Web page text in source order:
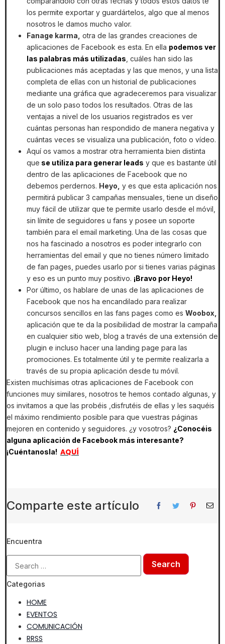
los permite exportar y guardártelos, algo que al menos
nosotros le damos mucho valor.
Fanage karma, otra de las grandes creaciones de
aplicaciones de Facebook es esta. En ella podemos ver
las palabras más utilizadas , cuáles han sido las
publicaciones más aceptadas y las que menos, y una lista
completa de ellas con un historial de publicaciones
mediante una gráfica que agradeceremos para visualizar
de un solo paso todos los resultados. Otras de las
ventajas a nivel de los usuarios registrados es ver
cuántas personas han respondido de manera negativa y
cuántas veces se visualiza una publicación, foto o vídeo.
Aquí os vamos a mostrar otra herramienta bien distinta
que se utiliza para generar leads y que es bastante útil
dentro de las aplicaciones de Facebook que no
debemos perdernos. Heyo, y es que esta aplicación nos
permitirá publicar 3 campañas mensuales, tiene un diseño
muy fácil de utilizar que te permite usarlo desde el móvil,
sin límite de seguidores u fans y posee un soporte
también para el email marketing. Una de las cosas que
nos ha fascinado a nosotros es poder integrarlo con
herramientas del email y que no tienes número limitado
de fan pages, puedes usarlo por si tienes varias páginas
y eso es un punto muy positivo. ¡Bravo por Heyo!
Por último, os hablare de unas de las aplicaciones de
Facebook que nos ha encandilado para realizar
concursos sencillos en las fans pages como es Woobox,
aplicación que te da la posibilidad de mostrar la campaña
en cualquier sitio web, blog a través de una extensión de
plugin e incluso hacer una landing page para las
promociones. Es totalmente útil y te permite realizarla a
través de su propia aplicación desde tu móvil.
Existen muchísimas otras aplicaciones de Facebook con
funciones muy similares, nosotros te hemos contado algunas, y
os invitamos a que las probéis ,disfrutéis de ellas y les saquéis
el máximo rendimiento posible para que vuestras páginas
mejoren en contenido y seguidores. ¿y vosotros? ¿Conocéis
alguna aplicación de Facebook más interesante?
¡Cuéntanosla! AQUÍ
Comparte este artículo
Encuentra
Categorias
HOME
EVENTOS
COMUNICACIÓN
RRSS